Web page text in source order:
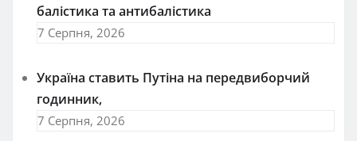
балістика та антибалістика
7 Серпня, 2026
Україна ставить Путіна на передвиборчий
годинник,
7 Серпня, 2026